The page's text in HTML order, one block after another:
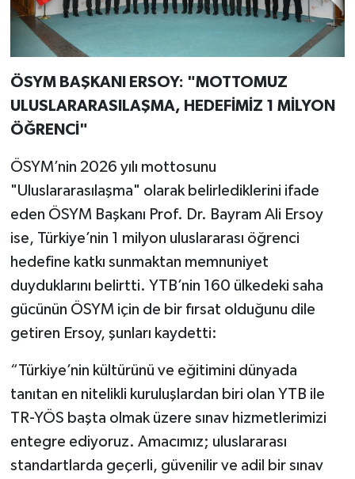
ÖSYM BAŞKANI ERSOY: "MOTTOMUZ
ULUSLARARASILAŞMA, HEDEFİMİZ 1 MİLYON
ÖĞRENCİ"
ÖSYM’nin 2026 yılı mottosunu
"Uluslararasılaşma" olarak belirlediklerini ifade
eden ÖSYM Başkanı Prof. Dr. Bayram Ali Ersoy
ise, Türkiye’nin 1 milyon uluslararası öğrenci
hedefine katkı sunmaktan memnuniyet
duyduklarını belirtti. YTB’nin 160 ülkedeki saha
gücünün ÖSYM için de bir fırsat olduğunu dile
getiren Ersoy, şunları kaydetti:
“Türkiye’nin kültürünü ve eğitimini dünyada
tanıtan en nitelikli kuruluşlardan biri olan YTB ile
TR-YÖS başta olmak üzere sınav hizmetlerimizi
entegre ediyoruz. Amacımız; uluslararası
standartlarda geçerli, güvenilir ve adil bir sınav